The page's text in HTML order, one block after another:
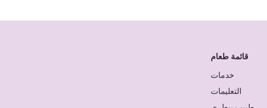
قائمة طعام
خدمات
التعليمات